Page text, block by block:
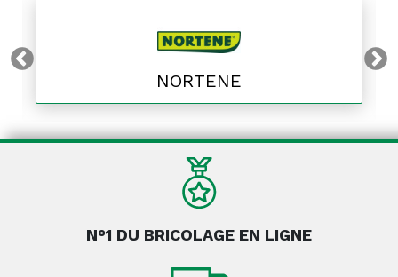
NORTENE
N°1 DU BRICOLAGE EN LIGNE